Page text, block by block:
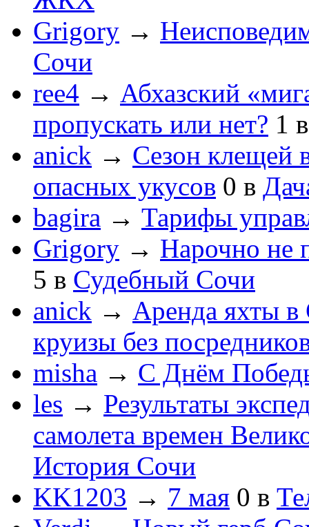
Grigory →
Сочи
ree4 → Абхазский
пропускать или нет? 1
anick → Сезон клещей
опасных укусов 0 в
bagira → Тарифы
Grigory → Нарочно не
5 в Судебный Сочи
anick → Аренда яхты в
круизы без
misha → С Днём
les → Результаты
самолета времен
История Сочи
KK1203 → 7 мая 0 в